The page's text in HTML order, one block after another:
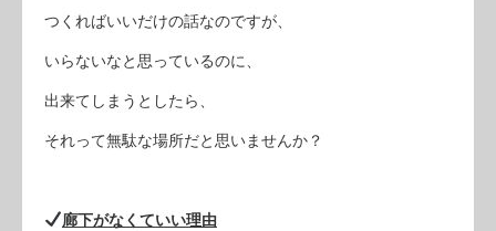
つくればいいだけの話なのですが、
いらないなと思っているのに、
出来てしまうとしたら、
それって無駄な場所だと思いませんか？
廊下がなくていい理由